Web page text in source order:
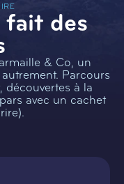
fait des
& Co, un
Parcours
découvertes à la
avec un cachet